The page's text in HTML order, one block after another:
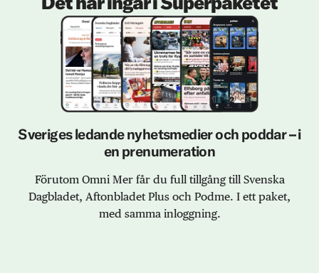
Sveriges ledande nyhetsmedier och poddar – i
en prenumeration
Förutom Omni Mer får du full tillgång till Svenska
Dagbladet, Aftonbladet Plus och Podme. I ett paket,
med samma inloggning.